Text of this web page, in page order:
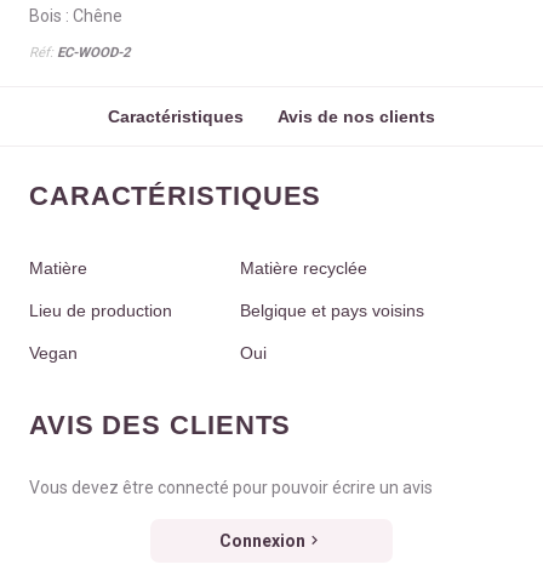
Bois : Chêne
Réf: EC-WOOD-2
Caractéristiques Avis de nos clients
CARACTÉRISTIQUES
Matière Matière recyclée
Lieu de production Belgique et pays voisins
Vegan Oui
AVIS DES CLIENTS
Vous devez être connecté pour pouvoir écrire un avis
Connexion